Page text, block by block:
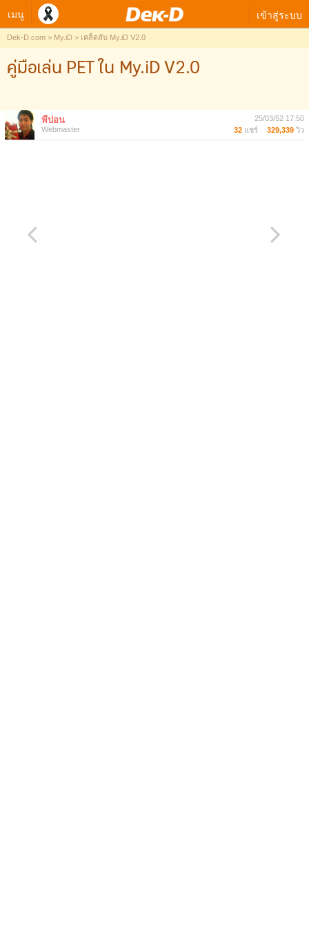
เมนู เข้าสู่ระบบ
Dek-D.com My.iD เคล็ดลับ My.iD V2.0
คู่มือเล่น PET ใน My.iD V2.0
พี่ปอน
Webmaster
25/03/52 17:50
32 แชร์ 329,339 วิว